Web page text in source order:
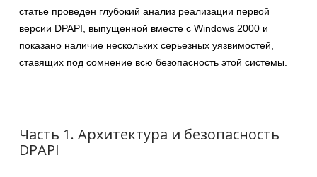
статье проведен глубокий анализ реализации первой
версии DPAPI, выпущенной вместе с Windows 2000 и
показано наличие нескольких серьезных уязвимостей,
ставящих под сомнение всю безопасность этой системы.
Часть 1. Архитектура и безопасность
DPAPI